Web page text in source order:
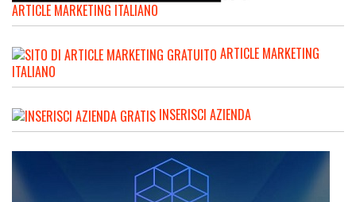
ARTICLE MARKETING ITALIANO
ARTICLE MARKETING
ITALIANO
INSERISCI AZIENDA